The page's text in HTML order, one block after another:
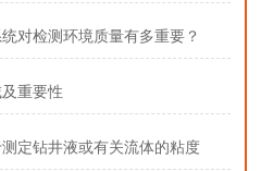
对检测环境质量有多重要？
重要性
定钻井液或有关流体的粘度